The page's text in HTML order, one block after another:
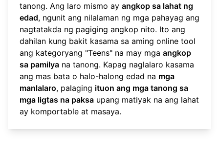
tanong. Ang laro mismo ay angkop sa lahat ng
edad, ngunit ang nilalaman ng mga pahayag ang
nagtatakda ng pagiging angkop nito. Ito ang
dahilan kung bakit kasama sa aming online tool
ang kategoryang "Teens" na may mga angkop
sa pamilya na tanong. Kapag naglalaro kasama
ang mas bata o halo-halong edad na mga
manlalaro, palaging ituon ang mga tanong sa
mga ligtas na paksa upang matiyak na ang lahat
ay komportable at masaya.